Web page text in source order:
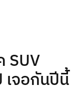
SUV
เจอกันปีนี้